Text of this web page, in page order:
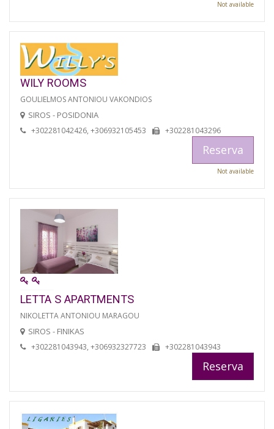
Not available
WILY ROOMS
GOULIELMOS ANTONIOU VAKONDIOS
SIROS - POSIDONIA
+302281042426, +306932105453 +302281043296
Reserva
Not available
LETTA S APARTMENTS
NIKOLETTA ANTONIOU MARAGOU
SIROS - FINIKAS
+302281043943, +306932327723 +302281043943
Reserva